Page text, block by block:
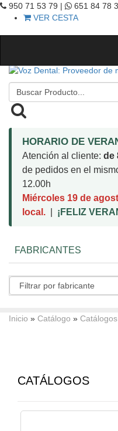
950 71 53 79 |
651 84 78
VER CESTA
HORARIO DE
Atención al cliente: de
de pedidos en el
12.00h
Miércoles 19 de
local.
¡FELIZ
FABRICANTES
Inicio » Catálogo » Catálogos
CATÁLOGOS